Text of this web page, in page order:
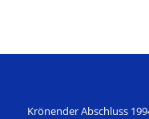
Krönender Abschluss